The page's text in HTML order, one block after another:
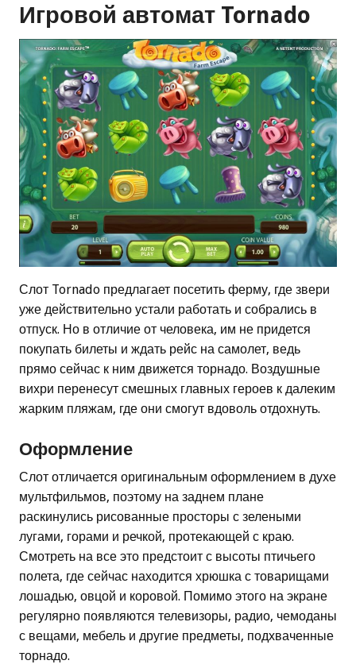
Игровой автомат Tornado
Слот Tornado предлагает посетить ферму, где звери
уже действительно устали работать и собрались в
отпуск. Но в отличие от человека, им не придется
покупать билеты и ждать рейс на самолет, ведь
прямо сейчас к ним движется торнадо. Воздушные
вихри перенесут смешных главных героев к далеким
жарким пляжам, где они смогут вдоволь отдохнуть.
Оформление
Слот отличается оригинальным оформлением в духе
мультфильмов, поэтому на заднем плане
раскинулись рисованные просторы с зелеными
лугами, горами и речкой, протекающей с краю.
Смотреть на все это предстоит с высоты птичьего
полета, где сейчас находится хрюшка с товарищами
лошадью, овцой и коровой. Помимо этого на экране
регулярно появляются телевизоры, радио, чемоданы
с вещами, мебель и другие предметы, подхваченные
торнадо.